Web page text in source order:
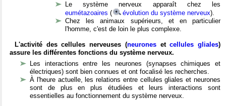
Le système nerveux apparaît chez les
eumétazoaires ( évolution du système nerveux).
Chez les animaux supérieurs, et en particulier
l'homme, c'est de loin le plus complexe.
L'activité des cellules nerveuses (neuronesetcellules gliales)
assure les différentes fonctions du système nerveux.
Les interactions entre les neurones (synapses chimiques et
électriques) sont bien connues et ont focalisé les recherches.
À l'heure actuelle, les relations entre cellules gliales et neurones
sont de plus en plus étudiées et leurs interactions sont
essentielles au fonctionnement du système nerveux.